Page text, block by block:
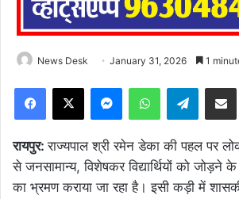
News Desk January 31, 2026 1
Facebook
X MessengerWhatsAppTelegram
रायपुर:राज्यपाल श्री रमेन डेका की पहल पर
से जनसामान्य, विशेषकर विद्यार्थियों को जोड़ने
का भ्रमण कराया जा रहा है। इसी कड़ी में